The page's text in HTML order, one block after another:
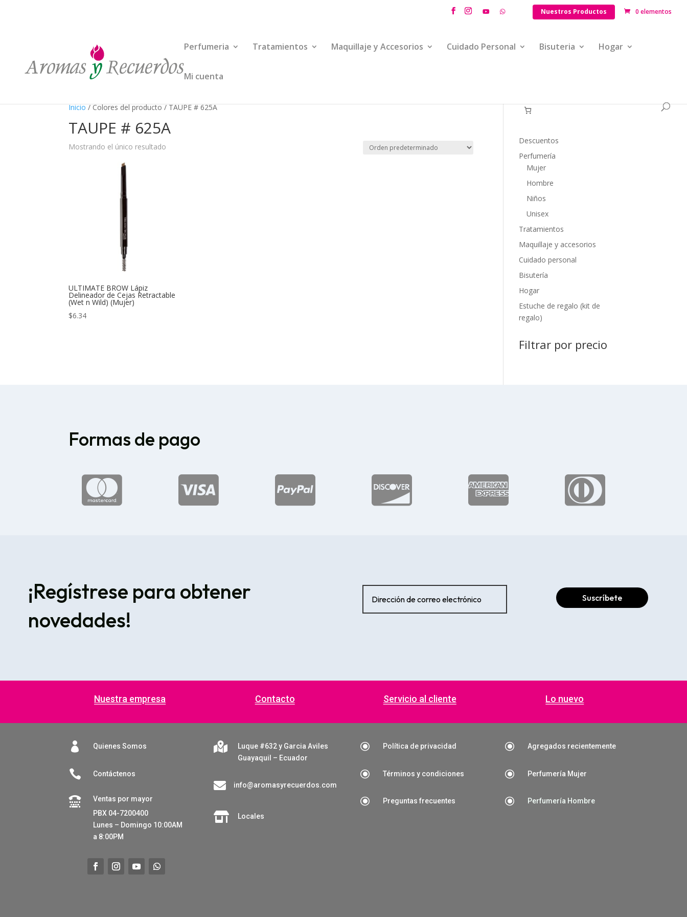
Nuestros Productos 0 elementos
Perfumeria Tratamientos Maquillaje y Accesorios Cuidado Personal Bisuteria Hogar
Mi cuenta
Inicio/ Colores del producto / TAUPE # 625A
TAUPE # 625A
Mostrando el único resultado
ULTIMATE BROW Lápiz
Delineador de Cejas Retractable
(Wet n Wild) (Mujer)
$6.34
Descuentos
Perfumería
Mujer
Hombre
Niños
Unisex
Tratamientos
Maquillaje y accesorios
Cuidado personal
Bisutería
Hogar
Estuche de regalo (kit de
regalo)
Filtrar por precio
Formas de pago
     
¡Regístrese para obtener
novedades!
Suscríbete
Nuestra empresa Contacto Servicio al cliente Lo nuevo
 Quienes Somos
 Contáctenos

Ventas por mayor
PBX 04-7200400
Lunes – Domingo 10:00AM
a 8:00PM

Luque #632 y Garcia Aviles
Guayaquil – Ecuador
 info@aromasyrecuerdos.com
 Locales
\ Política de privacidad
\ Términos y condiciones
\ Preguntas frecuentes
\ Agregados recientemente
\ Perfumería Mujer
\ Perfumería Hombre